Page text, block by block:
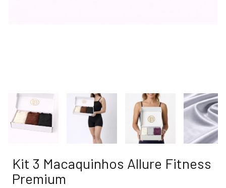
Kit 3 Macaquinhos Allure Fitness
Premium